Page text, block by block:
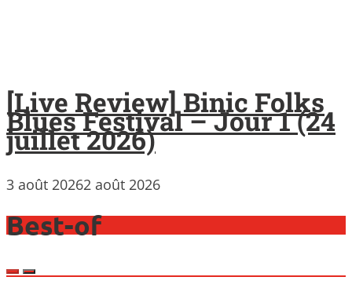
[Live Review] Binic Folks
Blues Festival – Jour 1 (24
juillet 2026)
3 août 20262 août 2026
Best-of